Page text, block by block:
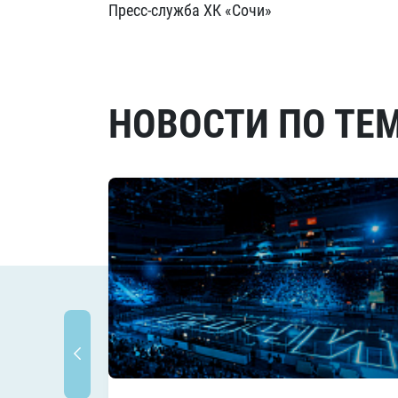
Пресс-служба ХК «Сочи»
НОВОСТИ ПО